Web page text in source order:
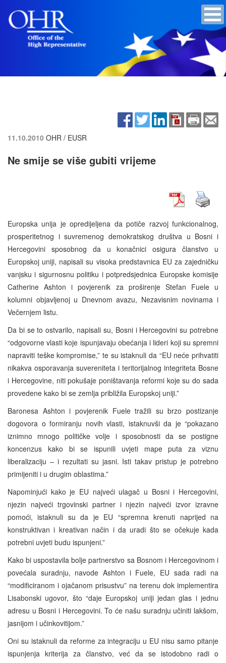
11.10.2010 OHR / EUSR
Ne smije se više gubiti vrijeme
Europska unija je opredijeljena da potiče razvoj funkcionalnog,
prosperitetnog i suvremenog demokratskog društva u Bosni i
Hercegovini sposobnog da u konačnici osigura članstvo u
Europskoj uniji, napisali su visoka predstavnica EU za zajedničku
vanjsku i sigurnosnu politiku i potpredsjednica Europske komisije
Catherine Ashton i povjerenik za proširenje Stefan Fuele u
kolumni objavljenoj u Dnevnom avazu, Nezavisnim novinama i
Večernjem listu.
Da bi se to ostvarilo, napisali su, Bosni i Hercegovini su potrebne
“odgovorne vlasti koje ispunjavaju obećanja i lideri koji su spremni
napraviti teške kompromise,” te su istaknuli da “EU neće prihvatiti
nikakva osporavanja suvereniteta i teritorijalnog integriteta Bosne
i Hercegovine, niti pokušaje poništavanja reformi koje su do sada
provedene kako bi se zemlja približila Europskoj uniji.”
Baronesa Ashton i povjerenik Fuele tražili su brzo postizanje
dogovora o formiranju novih vlasti, istaknuvši da je “pokazano
iznimno mnogo političke volje i sposobnosti da se postigne
koncenzus kako bi se ispunili uvjeti mape puta za viznu
liberalizaciju – i rezultati su jasni. Isti takav pristup je potrebno
primijeniti i u drugim oblastima.”
Napominjući kako je EU najveći ulagač u Bosni i Hercegovini,
njezin najveći trgovinski partner i njezin najveći izvor izravne
pomoći, istaknuli su da je EU “spremna krenuti naprijed na
konstruktivan i kreativan način i da uradi što se očekuje kada
potrebni uvjeti budu ispunjeni.”
Kako bi uspostavila bolje partnerstvo sa Bosnom i Hercegovinom i
povećala suradnju, navode Ashton i Fuele, EU sada radi na
“modificiranom i ojačanom prisustvu” na terenu dok implementira
Lisabonski ugovor, što “daje Europskoj uniji jedan glas i jednu
adresu u Bosni i Hercegovini. To će našu suradnju učiniti lakšom,
jasnijom i učinkovitijom.”
Oni su istaknuli da reforme za integraciju u EU nisu samo pitanje
ispunjenja kriterija za članstvo, već da se istodobno radi o